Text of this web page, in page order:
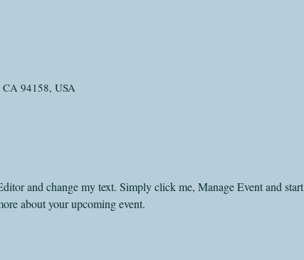
94158, USA
and change my text. Simply click me, Manage Event and start
about your upcoming event.